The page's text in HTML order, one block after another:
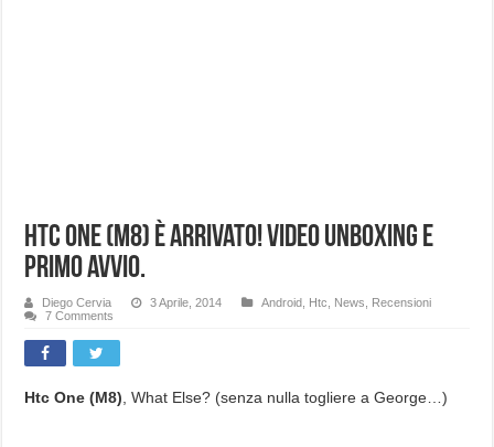
Htc One (M8) è arrivato! Video Unboxing e
primo avvio.
Diego Cervia 3 Aprile, 2014 Android Htc News
Recensioni
7 Comments
Htc One (M8) , What Else? (senza nulla togliere a George…)